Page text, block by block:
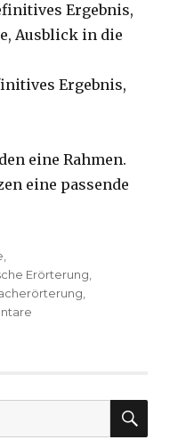
Ergebnis,
Ausblick in die
Ergebnis,
eine Rahmen.
eine passende
Erörterung